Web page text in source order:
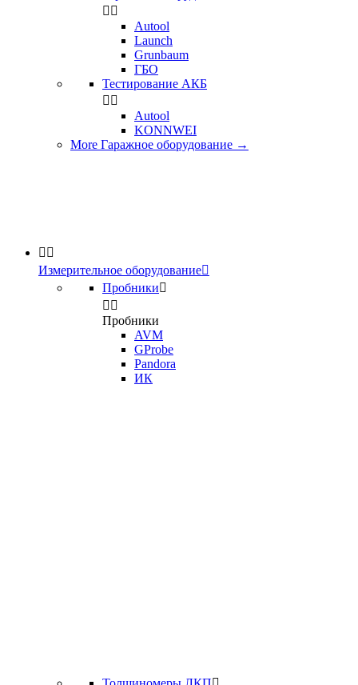
 
Autool
Launch
Grunbaum
ГБО
Тестирование АКБ
 
Autool
KONNWEI
More Гаражное оборудование →
 
Измерительное оборудование
Пробники
 
Пробники
AVM
GProbe
Pandora
ИК